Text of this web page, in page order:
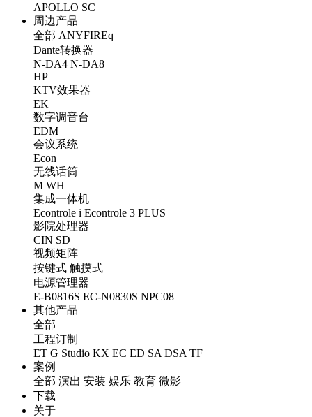
APOLLO SC
周边产品
全部 ANYFIREq
Dante转换器
N-DA4 N-DA8
HP
KTV效果器
EK
数字调音台
EDM
会议系统
Econ
无线话筒
M WH
集成一体机
Econtrole i Econtrole 3 PLUS
影院处理器
CIN SD
视频矩阵
按键式 触摸式
电源管理器
E-B0816S EC-N0830S NPC08
其他产品
全部
工程订制
ET G Studio KX EC ED SA DSA TF
案例
全部 演出 安装 娱乐 教育 微影
下载
关于